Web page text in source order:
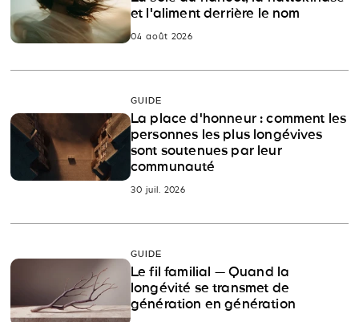
et l'aliment derrière le nom
04 août 2026
GUIDE
La place d'honneur : comment les
personnes les plus longévives
sont soutenues par leur
communauté
30 juil. 2026
GUIDE
Le fil familial — Quand la
longévité se transmet de
génération en génération